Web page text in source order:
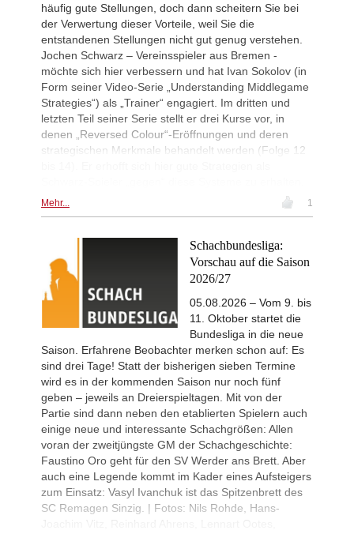
häufig gute Stellungen, doch dann scheitern Sie bei
der Verwertung dieser Vorteile, weil Sie die
entstandenen Stellungen nicht gut genug verstehen.
Jochen Schwarz – Vereinsspieler aus Bremen -
möchte sich hier verbessern und hat Ivan Sokolov (in
Form seiner Video-Serie „Understanding Middlegame
Strategies“) als „Trainer“ engagiert. Im dritten und
letzten Teil seiner Serie stellt er drei Kurse vor, in
denen „Reversed Colour“-Eröffnungen und deren
strategischen Merkmale behandelt werden (Folge 12
Mehr... 1
Schachbundesliga:
Vorschau auf die Saison
2026/27
05.08.2026 – Vom 9. bis
11. Oktober startet die
Bundesliga in die neue
Saison. Erfahrene Beobachter merken schon auf: Es
sind drei Tage! Statt der bisherigen sieben Termine
wird es in der kommenden Saison nur noch fünf
geben – jeweils an Dreierspieltagen. Mit von der
Partie sind dann neben den etablierten Spielern auch
einige neue und interessante Schachgrößen: Allen
voran der zweitjüngste GM der Schachgeschichte:
Faustino Oro geht für den SV Werder ans Brett. Aber
auch eine Legende kommt im Kader eines Aufsteigers
zum Einsatz: Vasyl Ivanchuk ist das Spitzenbrett des
SC Remagen Sinzig. | Fotos: Nils Rohde, Hans-